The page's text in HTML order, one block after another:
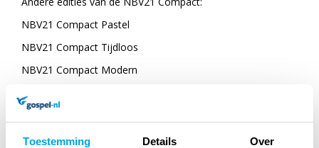
Toestemming Details Over
NBV21 Compact Pastel
NBV21 Compact Tijdloos
NBV21 Compact Modern